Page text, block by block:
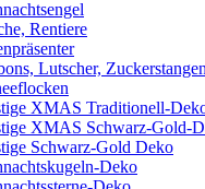
Rentiere
Lutscher, Zuckerstangen
XMAS Traditionell-
XMAS Schwarz-Gold-
Schwarz-Gold Deko
Deko